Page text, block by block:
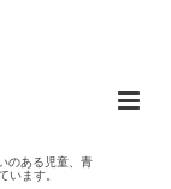
のある児童、青
います。